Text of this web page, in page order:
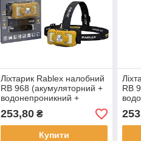
Ліхтарик Rablex налобний
RB 968 (акумуляторний +
водонепроникний +
white/red/yelow + Type-C)
/40
253,80₴
Купити
RB
/40